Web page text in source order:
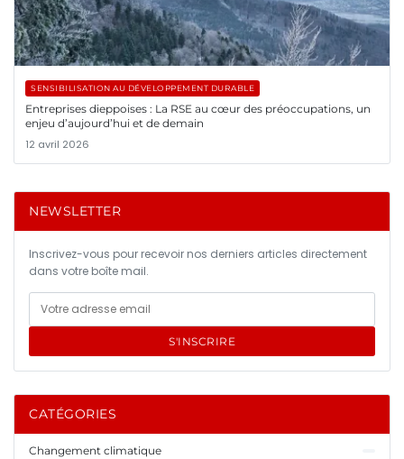
SENSIBILISATION AU DÉVELOPPEMENT DURABLE
Entreprises dieppoises : La RSE au cœur des préoccupations, un
enjeu d’aujourd’hui et de demain
12 avril 2026
NEWSLETTER
Inscrivez-vous pour recevoir nos derniers articles directement
dans votre boîte mail.
S'INSCRIRE
CATÉGORIES
Changement climatique